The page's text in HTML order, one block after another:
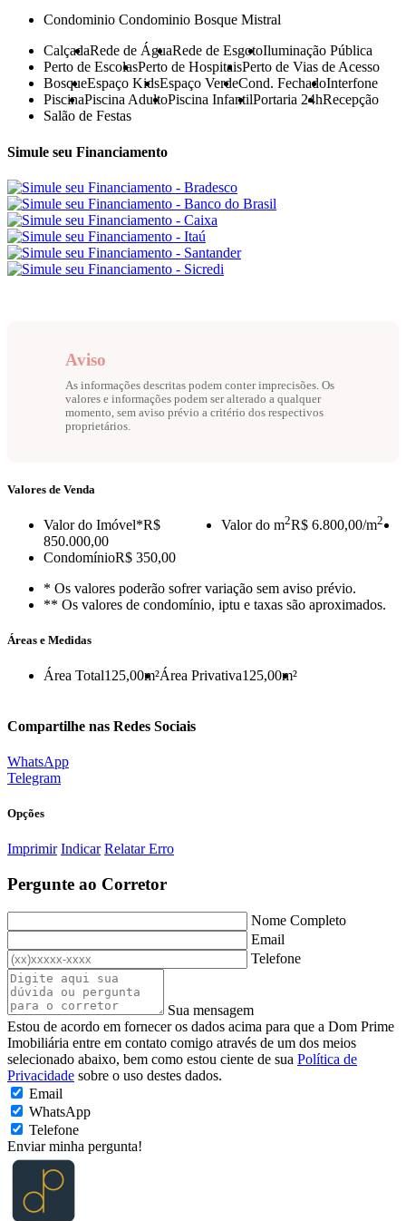
Condominio Condominio Bosque Mistral
CalçadaRede de ÁguaRede de EsgotoIluminação Pública
Perto de EscolasPerto de HospitaisPerto de Vias de Acesso
BosqueEspaço KidsEspaço VerdeCond. FechadoInterfone
PiscinaPiscina AdultoPiscina InfantilPortaria 24hRecepção
Salão de Festas
Simule seu Financiamento
Aviso
As informações descritas podem conter imprecisões. Os
valores e informações podem ser alterado a qualquer
momento, sem aviso prévio a critério dos respectivos
proprietários.
Valores de Venda
Valor do Imóvel*R$
850.000,00
Valor do m2R$ 6.800,00/m2
CondomínioR$ 350,00
* Os valores poderão sofrer variação sem aviso prévio.
** Os valores de condomínio, iptu e taxas são aproximados.
Áreas e Medidas
Área Total125,00m²Área Privativa125,00m²
Compartilhe nas Redes Sociais
WhatsApp
Telegram
Opções
Imprimir Indicar Relatar Erro
Pergunte ao Corretor
Nome Completo
Email
Telefone
Sua mensagem
Estou de acordo em fornecer os dados acima para que a Dom Prime
Imobiliária entre em contato comigo através de um dos meios
selecionado abaixo, bem como estou ciente de sua Política de
Privacidade sobre o uso destes dados.
Email
WhatsApp
Telefone
Enviar minha pergunta!